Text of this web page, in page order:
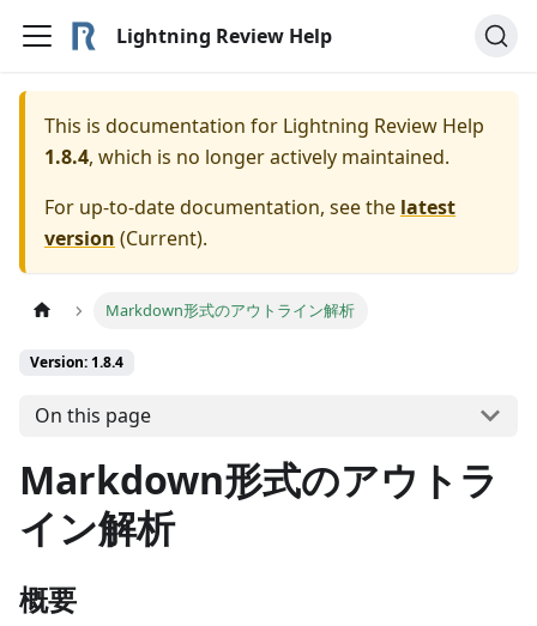
Lightning Review Help
This is documentation for Lightning Review Help
1.8.4, which is no longer actively maintained.
For up-to-date documentation, see the latest
version (Current).
Markdown形式のアウトライン解析
Version: 1.8.4
On this page
Markdown形式のアウトラ
イン解析
概要